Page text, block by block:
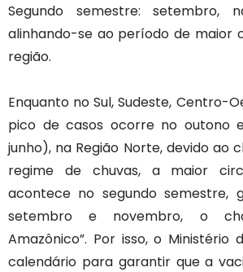
Segundo semestre: setembro,
alinhando-se ao período de maior
região.
Enquanto no Sul, Sudeste, Centro-
pico de casos ocorre no outono
junho), na Região Norte, devido ao
regime de chuvas, a maior
acontece no segundo semestre,
setembro e novembro, o
Amazônico”. Por isso, o Ministério
calendário para garantir que a